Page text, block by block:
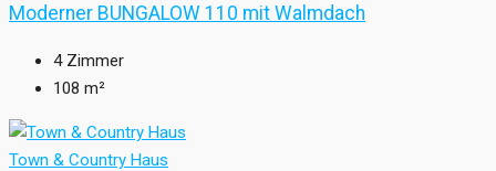
Moderner BUNGALOW 110 mit Walmdach
4 Zimmer
108 m²
Town & Country Haus